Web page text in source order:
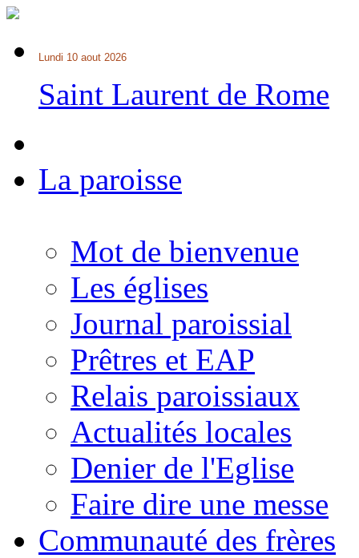
Lundi 10 aout 2026
Saint Laurent de Rome
La paroisse
Mot de bienvenue
Les églises
Journal paroissial
Prêtres et EAP
Relais paroissiaux
Actualités locales
Denier de l'Eglise
Faire dire une messe
Communauté des frères